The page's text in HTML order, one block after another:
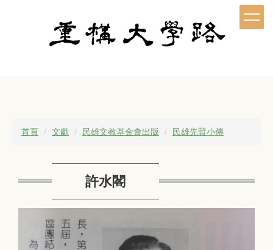
首頁 文獻 民雄文教基金會出版 民雄先賢小傳
許水閣